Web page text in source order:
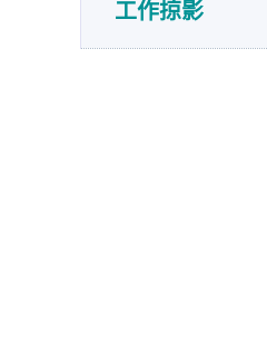
工作掠影